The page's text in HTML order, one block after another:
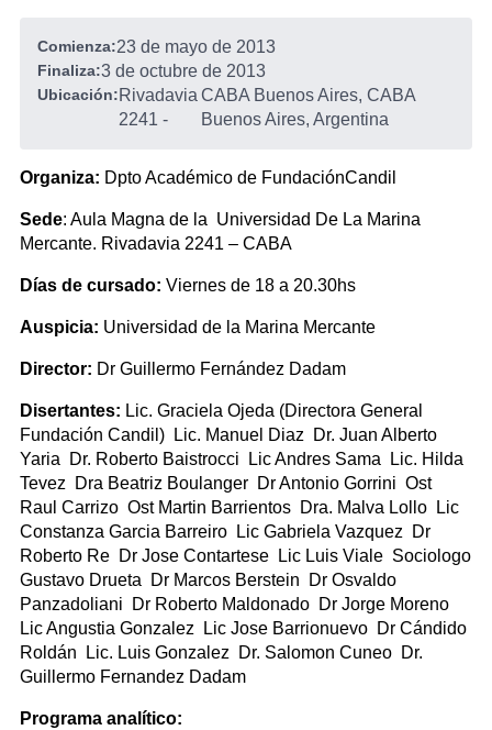
Comienza:23 de mayo de 2013
Finaliza:3 de octubre de 2013
Ubicación:Rivadavia
2241 -
CABA Buenos Aires, CABA
Buenos Aires, Argentina
Organiza: Dpto Académico de FundaciónCandil
Sede: Aula Magna de la Universidad De La Marina
Mercante. Rivadavia 2241 – CABA
Días de cursado: Viernes de 18 a 20.30hs
Auspicia: Universidad de la Marina Mercante
Director: Dr Guillermo Fernández Dadam
Disertantes: Lic. Graciela Ojeda (Directora General
Fundación Candil) Lic. Manuel Diaz Dr. Juan Alberto
Yaria Dr. Roberto Baistrocci Lic Andres Sama Lic. Hilda
Tevez Dra Beatriz Boulanger Dr Antonio Gorrini Ost
Raul Carrizo Ost Martin Barrientos Dra. Malva Lollo Lic
Constanza Garcia Barreiro Lic Gabriela Vazquez Dr
Roberto Re Dr Jose Contartese Lic Luis Viale Sociologo
Gustavo Drueta Dr Marcos Berstein Dr Osvaldo
Panzadoliani Dr Roberto Maldonado Dr Jorge Moreno
Lic Angustia Gonzalez Lic Jose Barrionuevo Dr Cándido
Roldán Lic. Luis Gonzalez Dr. Salomon Cuneo Dr.
Guillermo Fernandez Dadam
Programa analítico: